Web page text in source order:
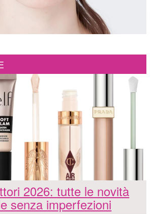
2026: tutte le novità
senza imperfezioni